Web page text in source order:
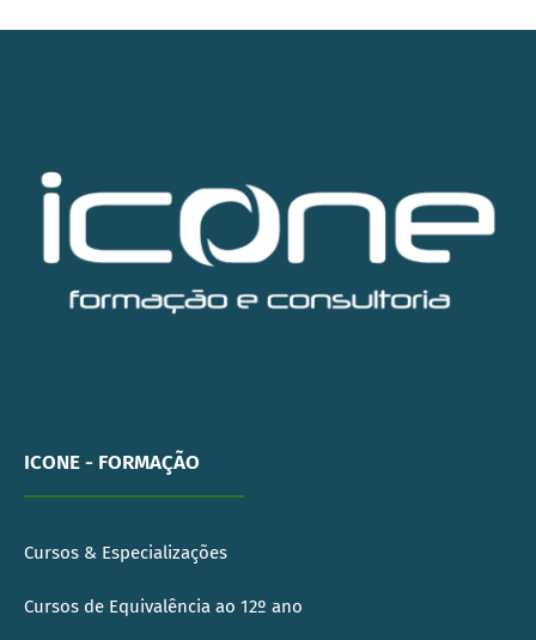
ICONE - FORMAÇÃO
Cursos & Especializações
Cursos de Equivalência ao 12º ano